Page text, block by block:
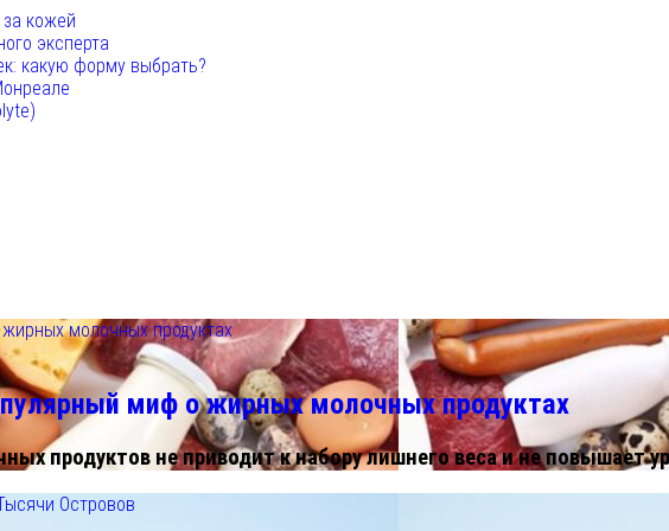
кожей
эксперта
какую форму выбрать?
молочных продуктах
миф о жирных молочных продуктах
продуктов не приводит к набору лишнего веса и не повышает
Островов